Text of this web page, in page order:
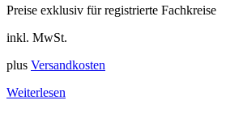
Preise exklusiv für registrierte Fachkreise
inkl. MwSt.
plus Versandkosten
Weiterlesen